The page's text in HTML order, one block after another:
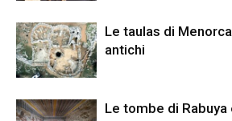
Le taulas di
antichi
Le tombe di Rabuya